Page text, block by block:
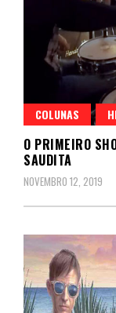
COLUNAS
O PRIMEIRO
SAUDITA
NOVEMBRO 12, 2019